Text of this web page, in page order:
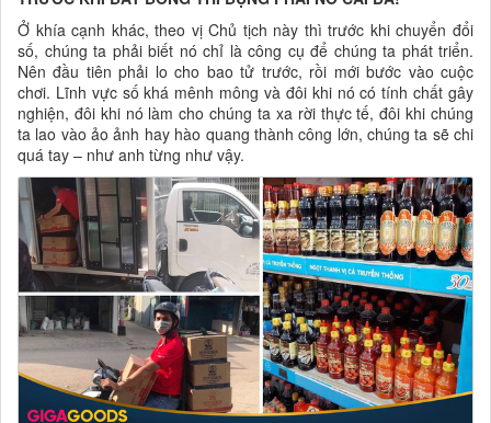
Ở khía cạnh khác, theo vị Chủ tịch này thì trước khi chuyển đổi
số, chúng ta phải biết nó chỉ là công cụ để chúng ta phát triển.
Nên đầu tiên phải lo cho bao tử trước, rồi mới bước vào cuộc
chơi. Lĩnh vực số khá mênh mông và đôi khi nó có tính chất gây
nghiện, đôi khi nó làm cho chúng ta xa rời thực tế, đôi khi chúng
ta lao vào ảo ảnh hay hào quang thành công lớn, chúng ta sẽ chi
quá tay – như anh từng như vậy.